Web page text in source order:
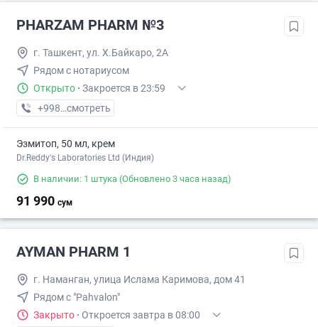
PHARZAM PHARM №3
г. Ташкент, ул. Х.Байкаро, 2А
Рядом с нотариусом
Открыто · Закроется в 23:59
+998 (78) XXX-XX-XX
смотреть
Эзмитоп, 50 мл, крем
Dr.Reddy's Laboratories Ltd (Индия)
В наличии: 1 штука (Обновлено 3 часа назад)
91 990 сум
AYMAN PHARM 1
г. Наманган, улица Ислама Каримова, дом 41
Рядом с "Pahvalon"
Закрыто · Откроется завтра в 08:00